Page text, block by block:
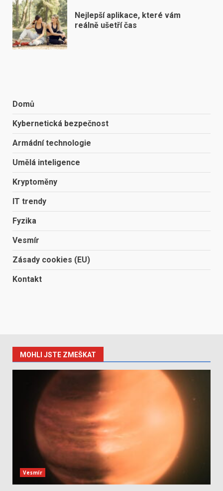
Nejlepší aplikace, které vám
reálně ušetří čas
Domů
Kybernetická bezpečnost
Armádní technologie
Umělá inteligence
Kryptoměny
IT trendy
Fyzika
Vesmír
Zásady cookies (EU)
Kontakt
MOHLI JSTE ZMEŠKAT
Vesmír